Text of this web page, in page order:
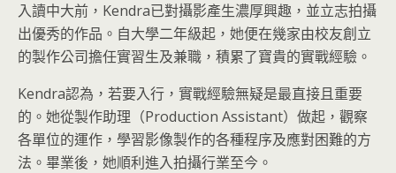
入讀中大前，Kendra已對攝影產生濃厚興趣，並立志拍攝
出優秀的作品。自大學二年級起，她便在幾家由校友創立
的製作公司擔任實習生及兼職，積累了寶貴的實戰經驗。
Kendra認為，若要入行，實戰經驗無疑是最直接且重要
的。她從製作助理（Production Assistant）做起，觀察
各單位的運作，學習影像製作的各種程序及應對困難的方
法。畢業後，她順利進入拍攝行業至今。